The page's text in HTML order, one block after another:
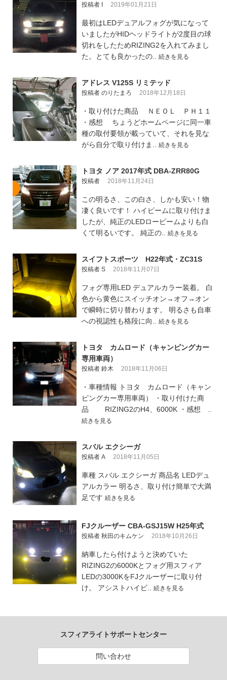
投稿者 I 2019年01月21日
最初はLEDデュアルフォグが気になって
いましたがHIDヘッドライトが2度目の球
切れをしたためRIZING2を入れてみまし
た。とても良かったの.. 続きを見る
アドレス V125S リミテッド
投稿者 のりたまろ 2018年12月18日
・取り付けた商品 ＮＥＯＬ ＰＨ１１
・感想 ちょうどホームページに同一車
種の取付要領が載っていて、それを見な
がら自分で取り付けま.. 続きを見る
トヨタ ノア 2017年式 DBA-ZRR80G
投稿者 2018年11月24日
この明るさ、この白さ、しかも安い！物
凄く良いです！ ハイビームに取り付けま
したが、純正のLEDロービームよりも白
くて明るいです。 純正の.. 続きを見る
スイフトスポーツ H22年式・ZC31S
投稿者 S 2018年11月07日
フォグ専用LED デュアルカラー装着。 白
色から黄色にスイッチオン→オフ→オン
で瞬時に切り替わります。 明るさも自車
への視認性も格段に向.. 続きを見る
トヨタ カムロード（キャンピングカー
専用車両）
投稿者 鈴木 2018年11月06日
・車種情報 トヨタ カムロード（キャン
ピングカー専用車両） ・取り付けた商
品 RIZING2のH4、6000K ・感想 ..
続きを見る
スバル エクシーガ
投稿者 A 2018年11月05日
車種 スバル エクシーガ 商品名 LEDデュ
アルカラー 明るさ、取り付け簡単で大満
足です 続きを見る
FJクルーザー CBA-GSJ15W H25年式
投稿者 秋田のキムケン 2018年10月26日
納車したら付けようと決めていた
RIZING2の6000Kとフォグ用スフィア
LEDの3000KをFJクルーザーに取り付
け。 アシストハイビ.. 続きを見る
スフィアライトサポートセンター
問い合わせ